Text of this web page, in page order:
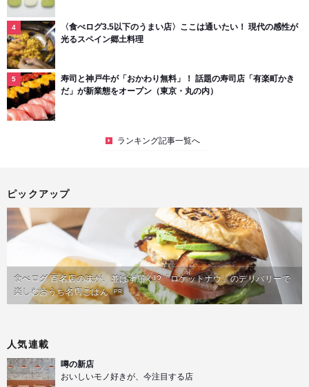
〈食べログ3.5以下のうまい店〉ここは通いたい！ 現代の感性が
光るスペイン郷土料理
寿司と神戸牛が「おかわり無料」！ 話題の寿司店「有楽町かき
だ」が新業態をオープン（東京・丸の内）
ランキング記事一覧へ
ピックアップ
食べログ 百名店の味が、並ばず届く!?「ロケットナウ」のデリバリーで
楽しむおうち名店ごはん PR
人気連載
噂の新店
おいしいモノ好きが、今注目する店